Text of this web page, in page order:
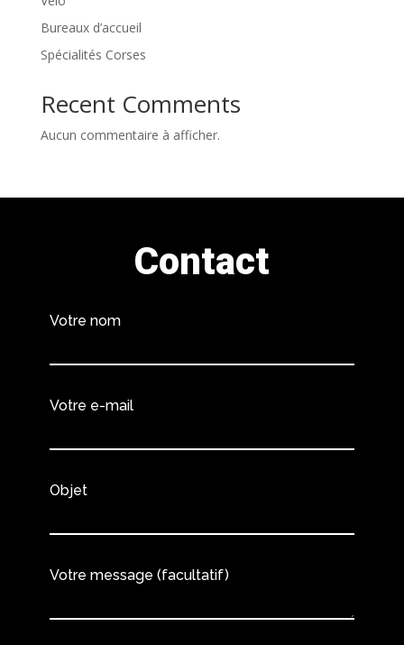
Bureaux d’accueil
Spécialités Corses
Recent Comments
Aucun commentaire à afficher.
Contact
Votre nom
Votre e-mail
Objet
Votre message (facultatif)